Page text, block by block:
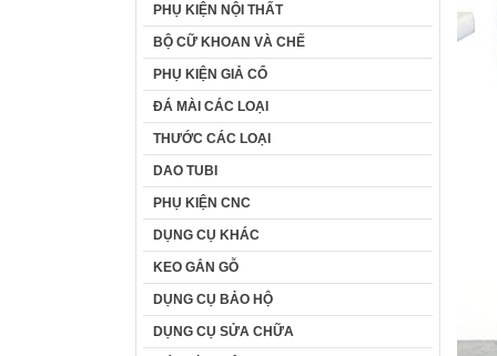
PHỤ KIỆN NỘI THẤT
BỘ CỮ KHOAN VÀ CHẾ
PHỤ KIỆN GIẢ CỔ
ĐÁ MÀI CÁC LOẠI
THƯỚC CÁC LOẠI
DAO TUBI
PHỤ KIỆN CNC
DỤNG CỤ KHÁC
KEO GẮN GỖ
DỤNG CỤ BẢO HỘ
DỤNG CỤ SỬA CHỮA